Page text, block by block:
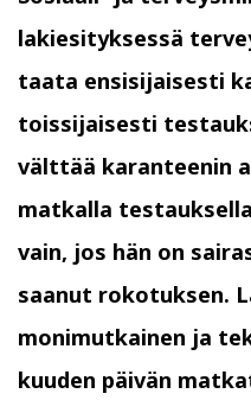
lakiesityksessä
taata ensisijaisesti
toissijaisesti
välttää karanteenin
matkalla
vain, jos hän on
saanut rokotuksen.
monimutkainen ja
kuuden päivän